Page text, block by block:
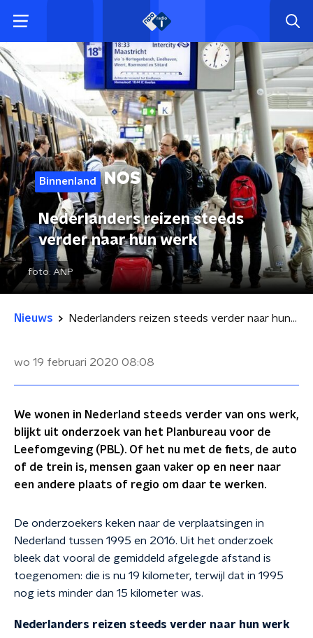
Binnenland
Nederlanders reizen steeds
verder naar hun werk
foto: ANP
Nieuws Nederlanders reizen steeds verder naar hun werk
wo 19 februari 2020 08:08
We wonen in Nederland steeds verder van ons werk,
blijkt uit onderzoek van het Planbureau voor de
Leefomgeving (PBL). Of het nu met de fiets, de auto
of de trein is, mensen gaan vaker op en neer naar
een andere plaats of regio om daar te werken.
De onderzoekers keken naar de verplaatsingen in
Nederland tussen 1995 en 2016. Uit het onderzoek
bleek dat vooral de gemiddeld afgelegde afstand is
toegenomen: die is nu 19 kilometer, terwijl dat in 1995
nog iets minder dan 15 kilometer was.
Nederlanders reizen steeds verder naar hun werk